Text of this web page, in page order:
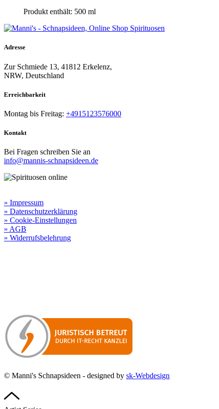
Produkt enthält: 500 ml
Adresse
Zur Schmiede 13, 41812 Erkelenz,
NRW, Deutschland
Erreichbarkeit​
Montag bis Freitag: +4915123576000
Kontakt
Bei Fragen schreiben Sie an
info@mannis-schnapsideen.de
» Impressum
» Datenschutzerklärung
» Cookie-Einstellungen
» AGB
» Widerrufsbelehrung
© Manni's Schnapsideen - designed by sk-Webdesign